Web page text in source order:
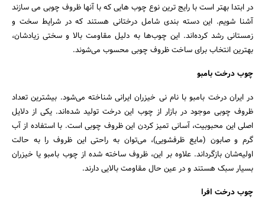
در ابتدا بهتر است با رایج ترین نوع چوب هایی که با آنها ظروف چوبی می سازند
آشنا شویم. این دسته بندی شامل درختانی هستند که در شرایط سخت و
زمستانی رشد کرد‌ه‌اند. این چوب‌ها به دلیل مقاومت بالا و سختی زیادشان،
بهترین انتخاب برای ساخت ظروف چوبی محسوب می‌شوند.
چوب درخت بامبو
در ایران درخت بامبو با نام نی خیزران ایرانی شناخته می‌شود. بیشترین تعداد
ظروف چوبی موجود در بازار از چوب این درخت تولید شد‌ه‌اند. یکی از دلایل
اصلی این محبوبیت، آسانی تمیز کردن این ظروف چوبی است. با استفاده از آب
گرم و صابون (مایع ظرفشویی)، می‌توان به راحتی این ظروف را به حالت
اولیه‌شان بازگرداند. علاوه بر این، ظروف ساخته شد‌ه از چوب بامبو یا خیزران
بسیار سبک هستند و در عین حال مقاومت بالایی دارند.
چوب درخت افرا